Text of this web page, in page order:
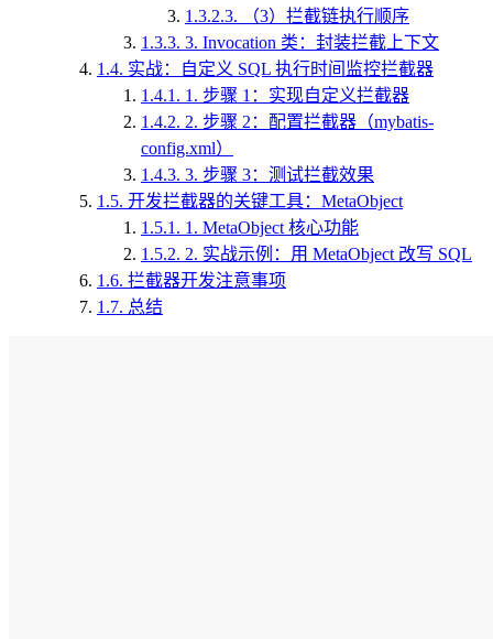
1.3.2.3.
（3）拦截链执行顺序
1.3.3. 3. Invocation 类：封装拦截上下文
1.4. 实战：自定义 SQL 执行时间监控拦截器
1.4.1. 1. 步骤 1：实现自定义拦截器
1.4.2. 2. 步骤 2：配置拦截器（mybatis-
config.xml）
1.4.3. 3. 步骤 3：测试拦截效果
1.5. 开发拦截器的关键工具：MetaObject
1.5.1. 1. MetaObject 核心功能
1.5.2. 2. 实战示例：用 MetaObject 改写 SQL
1.6. 拦截器开发注意事项
1.7. 总结